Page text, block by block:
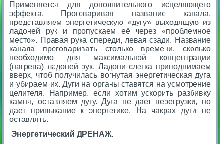
Применяется для дополнительного исцеляющего
эффекта. Проговаривая название канала,
представляем энергетическую «дугу» выходящую из
ладоней рук и пропускаем её через «проблемное
место». Правая рука спереди, левая сзади. Название
канала проговаривать столько времени, сколько
необходимо для максимальной концентрации
(нагрева) ладоней рук. Ладони слегка приподнимаем
вверх, чтоб получилась вогнутая энергетическая дуга
и убираем их. Дуги на органы ставятся на усмотрение
целителя. Например, если хотим ускорить разбивку
камня, оставляем дугу. Дуга не дает перегрузки, но
дает привыкание к энергетике. На чакрах дуги не
оставлять.
Энергетический ДРЕНАЖ.